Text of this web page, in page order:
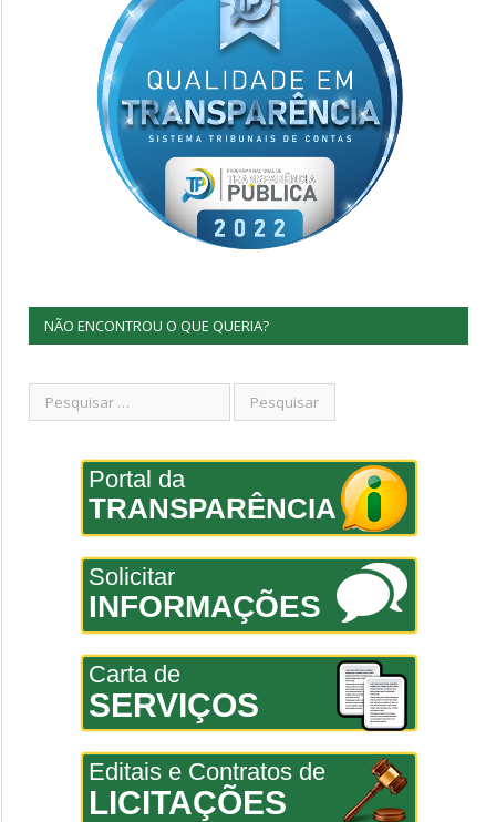
NÃO ENCONTROU O QUE QUERIA?
Portal da
TRANSPARÊNCIA
Solicitar
INFORMAÇÕES
Carta de
SERVIÇOS
Editais e Contratos de
LICITAÇÕES